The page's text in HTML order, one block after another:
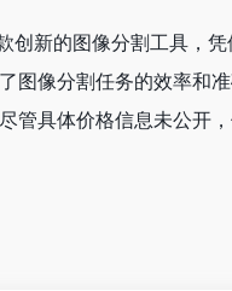
新的图像分割工具，
图像分割任务的效率和
管具体价格信息未公开